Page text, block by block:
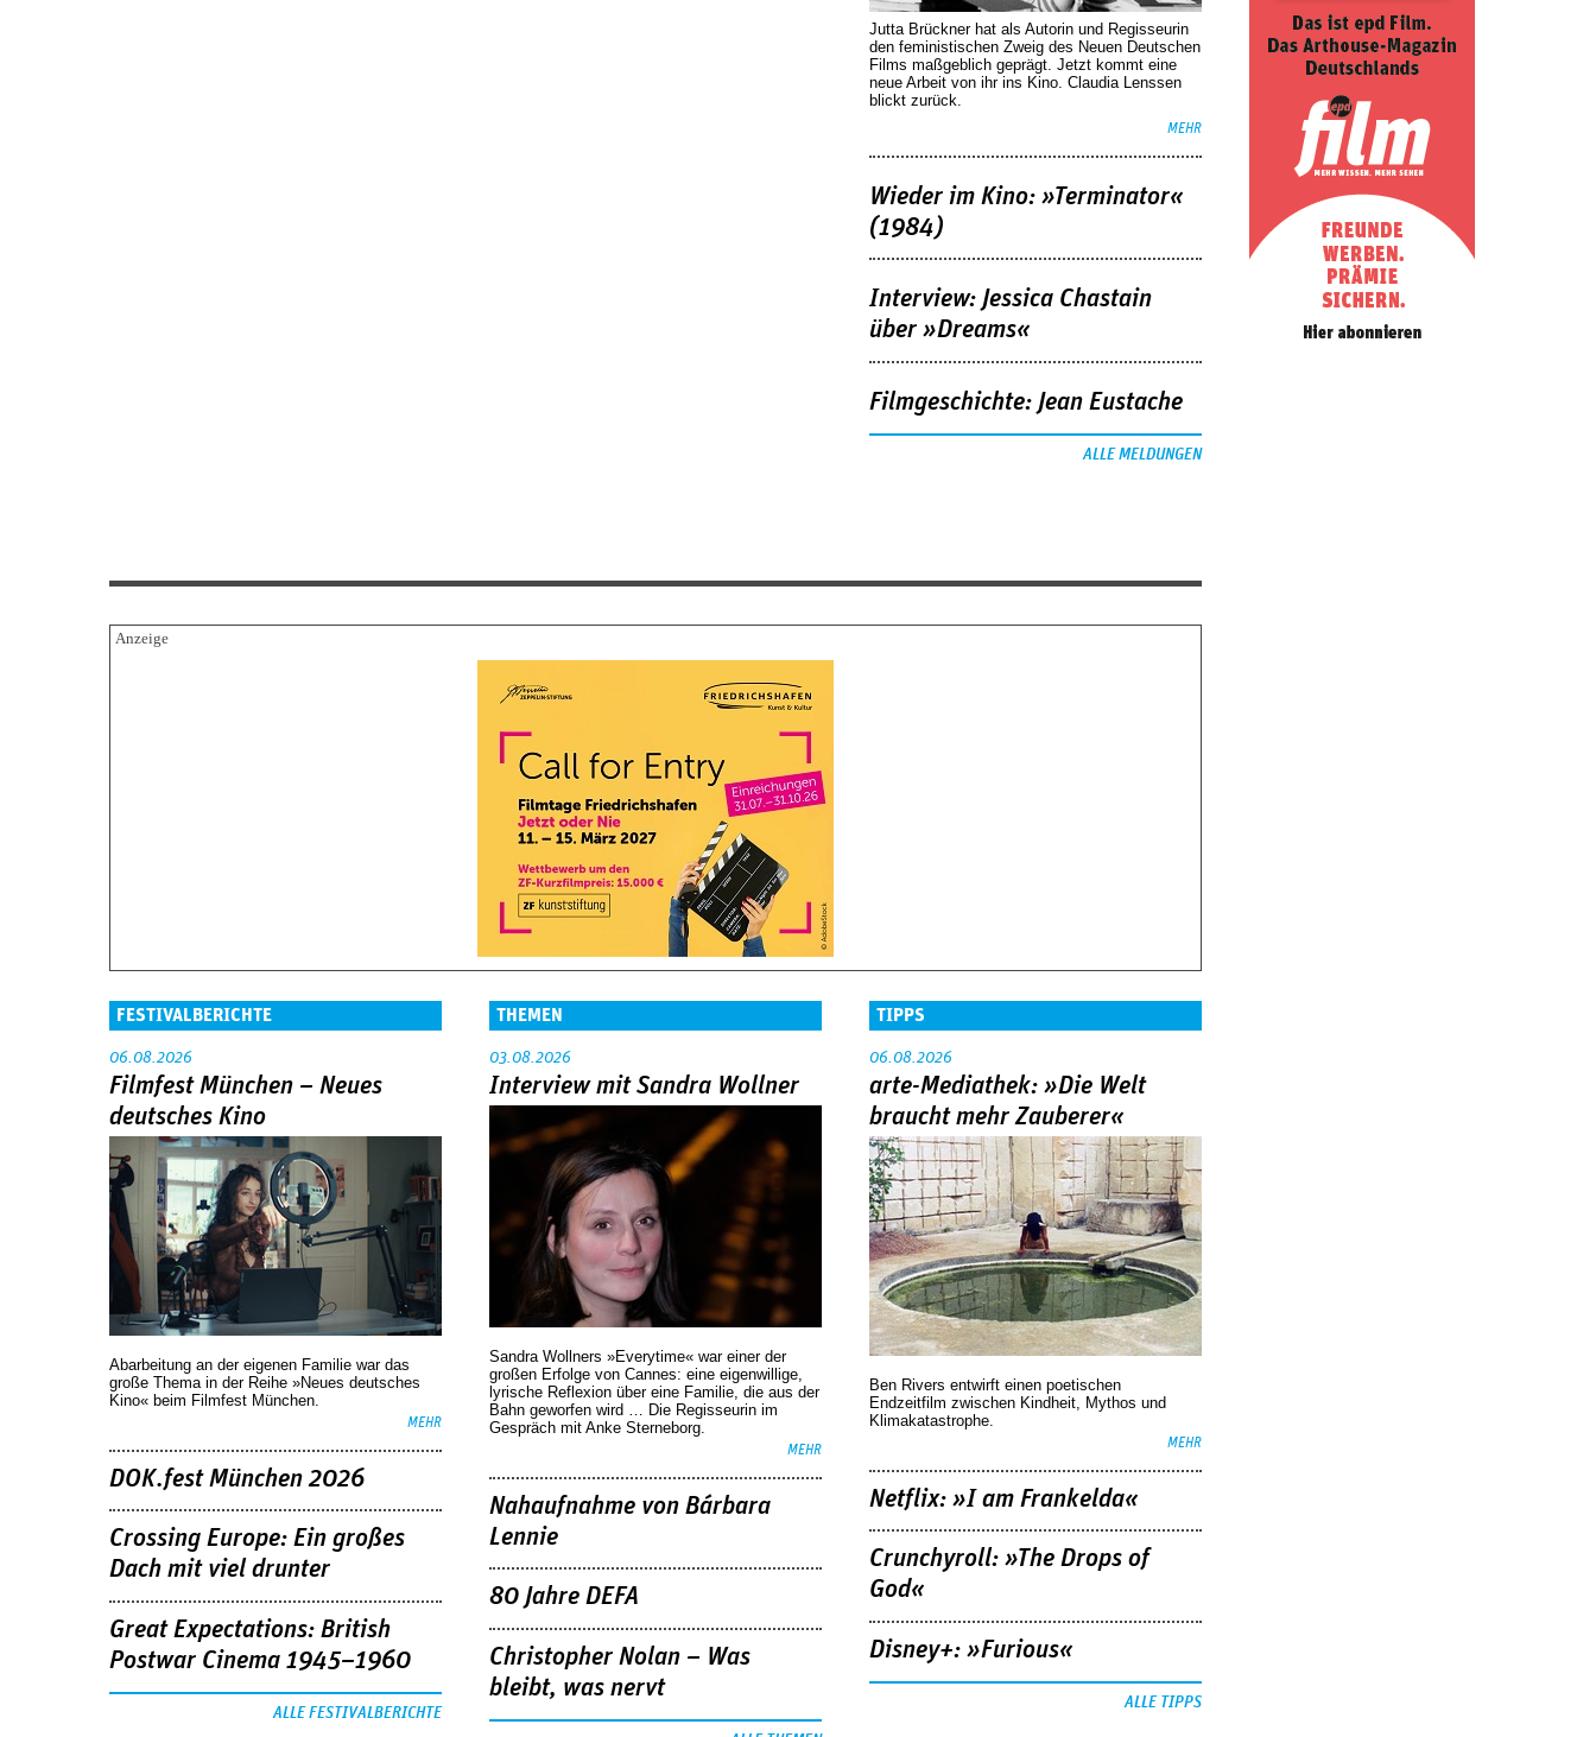
Jutta Brückner hat als Autorin und Regisseurin
den feministischen Zweig des Neuen Deutschen
Films maßgeblich geprägt. Jetzt kommt eine
neue Arbeit von ihr ins Kino. Claudia Lenssen
blickt zurück.
MEHR
Wieder im Kino: »Terminator«
(1984)
Interview: Jessica Chastain
über »Dreams«
Filmgeschichte: Jean Eustache
ALLE MELDUNGEN
FESTIVALBERICHTE
06.08.2026
Filmfest München – Neues
deutsches Kino
Abarbeitung an der eigenen Familie war das
große Thema in der Reihe »Neues deutsches
Kino« beim Filmfest München.
MEHR
DOK.fest München 2026
Crossing Europe: Ein großes
Dach mit viel drunter
Great Expectations: British
Postwar Cinema 1945–1960
ALLE FESTIVALBERICHTE
THEMEN
03.08.2026
Interview mit Sandra Wollner
Sandra Wollners »Everytime« war einer der
großen Erfolge von Cannes: eine eigenwillige,
lyrische Reflexion über eine ­Familie, die aus der
Bahn geworfen wird … Die Regisseurin im
Gespräch mit Anke Sterneborg.
MEHR
Nahaufnahme von Bárbara
Lennie
80 Jahre DEFA
Christopher Nolan – Was
bleibt, was nervt
TIPPS
06.08.2026
arte-Mediathek: »Die Welt
braucht mehr Zauberer«
Ben Rivers entwirft einen poetischen
Endzeitfilm zwischen Kindheit, Mythos und
Klimakatastrophe.
MEHR
Netflix: »I am Frankelda«
Crunchyroll: »The Drops of
God«
Disney+: »Furious«
ALLE TIPPS